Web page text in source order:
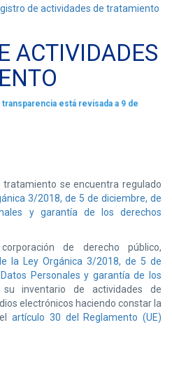
de actividades de tratamiento
ACTIVIDADES
está revisada a 9 de
tratamiento se encuentra regulado
3/2018, de 5 de diciembre, de
y garantía de los derechos
de derecho público,
la Ley Orgánica 3/2018, de 5 de
Personales y garantía de los
inventario de actividades de
electrónicos haciendo constar la
artículo 30 del Reglamento (UE)